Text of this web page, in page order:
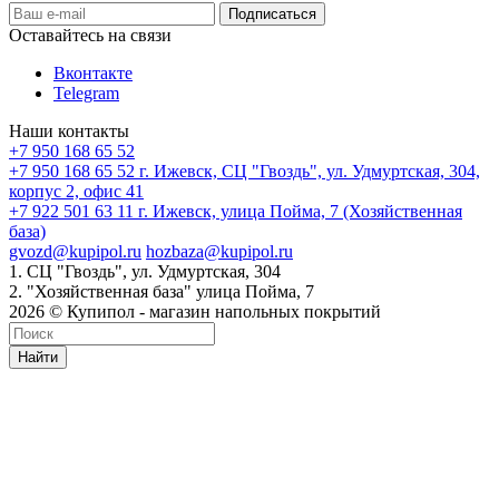
Оставайтесь на связи
Вконтакте
Telegram
Наши контакты
+7 950 168 65 52
+7 950 168 65 52 г. Ижевск, СЦ "Гвоздь", ул. Удмуртская, 304,
корпус 2, офис 41
+7 922 501 63 11 г. Ижевск, улица Пойма, 7 (Хозяйственная
база)
gvozd@kupipol.ru hozbaza@kupipol.ru
1. СЦ "Гвоздь", ул. Удмуртская, 304
2. "Хозяйственная база" улица Пойма, 7
2026 © Купипол - магазин напольных покрытий
Найти